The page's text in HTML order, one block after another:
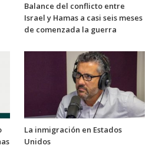
Balance del conflicto entre
Israel y Hamas a casi seis meses
de comenzada la guerra
La inmigración en Estados
Unidos